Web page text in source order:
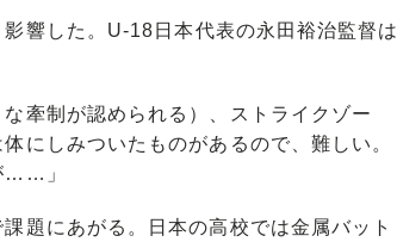
響した。U-18日本代表の永田裕治監督は
牽制が認められる）、ストライクゾー
にしみついたものがあるので、難しい。
……」
題にあがる。日本の高校では金属バット